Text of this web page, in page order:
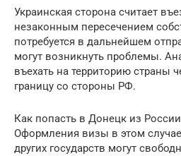
Украинская сторона считает
незаконным пересечением
потребуется в дальнейшем
могут возникнуть проблемы.
въехать на территорию страны
границу со стороны РФ.
Как попасть в Донецк из
Оформления визы в этом случае
других государств могут